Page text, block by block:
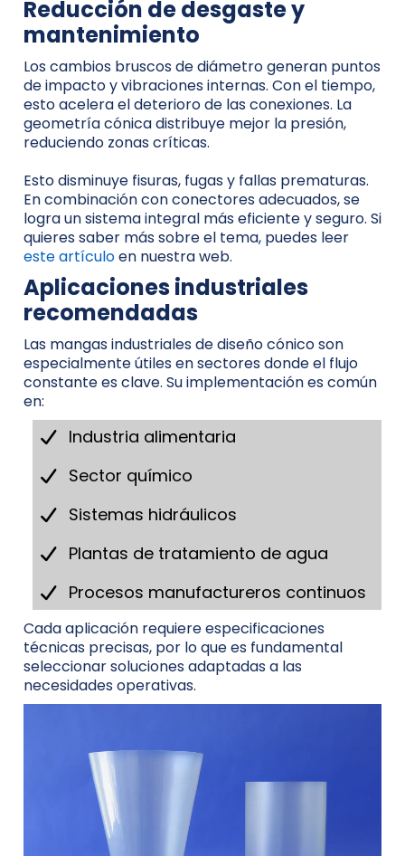
Reducción de desgaste y
mantenimiento
Los cambios bruscos de diámetro generan puntos
de impacto y vibraciones internas. Con el tiempo,
esto acelera el deterioro de las conexiones. La
geometría cónica distribuye mejor la presión,
reduciendo zonas críticas.
Esto disminuye fisuras, fugas y fallas prematuras.
En combinación con conectores adecuados, se
logra un sistema integral más eficiente y seguro. Si
quieres saber más sobre el tema, puedes leer
este artículoen nuestra web.
Aplicaciones industriales
recomendadas
Las mangas industriales de diseño cónico son
especialmente útiles en sectores donde el flujo
constante es clave. Su implementación es común
en:
Industria alimentaria
Sector químico
Sistemas hidráulicos
Plantas de tratamiento de agua
Procesos manufactureros continuos
Cada aplicación requiere especificaciones
técnicas precisas, por lo que es fundamental
seleccionar soluciones adaptadas a las
necesidades operativas.